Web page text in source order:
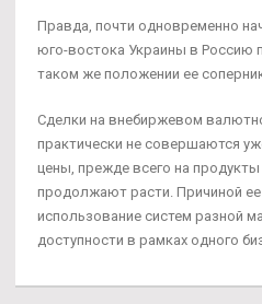
Правда, почти одновременно
юго-востока Украины в Россию
таком же положении ее
Сделки на внебиржевом
практически не совершаются
цены, прежде всего на продукты
продолжают расти. Причиной ее
использование систем разной
доступности в рамках одного